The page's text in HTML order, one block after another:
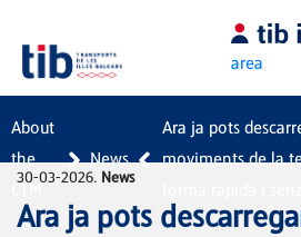
area
About
the
CTM
News
Ara ja pots
moviments de la
30-03-2026. News
Ara ja pots